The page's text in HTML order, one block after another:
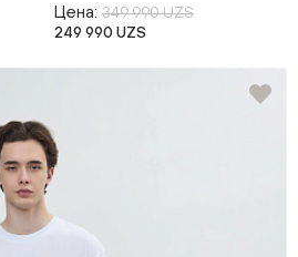
Цена: 349 990 UZS
249 990 UZS